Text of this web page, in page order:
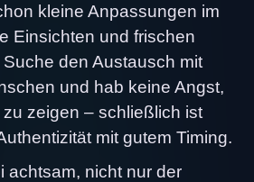
kleine Anpassungen im
Einsichten und frischen
den Austausch mit
und hab keine Angst,
zeigen – schließlich ist
mit gutem Timing.
achtsam, nicht nur der